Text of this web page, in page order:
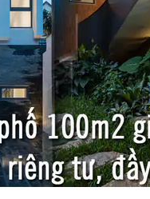
TPHCM chuẩn bị khởi công nhiều